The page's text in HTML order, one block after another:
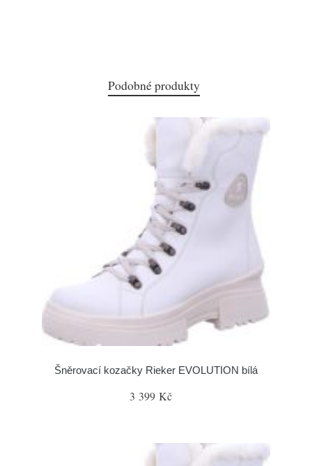
Podobné produkty
Šněrovací kozačky Rieker EVOLUTION bílá
3 399 Kč